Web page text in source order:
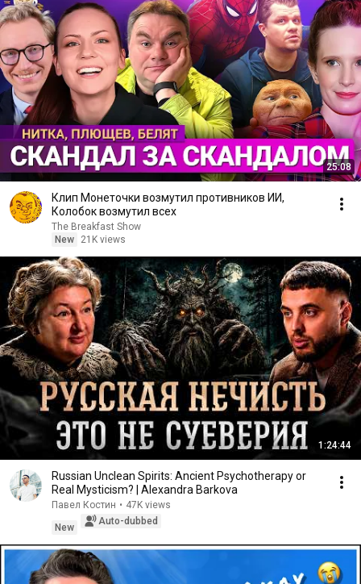
25:08
Клип Монеточки возмутил противников ИИ,
Колобок возмутил всех
The Breakfast Show
New
21K views
1:24:44
Russian Unclean Spirits: Ancient Psychotherapy or
Real Mysticism? | Alexandra Barkova
Павел Костин • 47K views
New
Auto-dubbed